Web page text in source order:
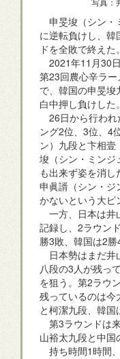
申旻埈（シン・
に逆転負けし、
ドを全敗で終えた。
2021年11月30
第23回農心辛ラ
で、韓国の申旻
白中押し負けした。
26日から行われ
ング2位、3位、4
ン）九段と卞相
埈（シン・ミンジ
も出来ず姿を消
申眞諝（シン・ジ
かないという大ピ
一方、日本は井
記録し、2ラウン
勝3敗、韓国は2勝4
日本勢はまだ井
八段の3人が残っ
を狙う。第2ラウ
残っているのは今
と柯潔九段、韓国
第3ラウンドは
山裕太九段と中国
持ち時間1時間